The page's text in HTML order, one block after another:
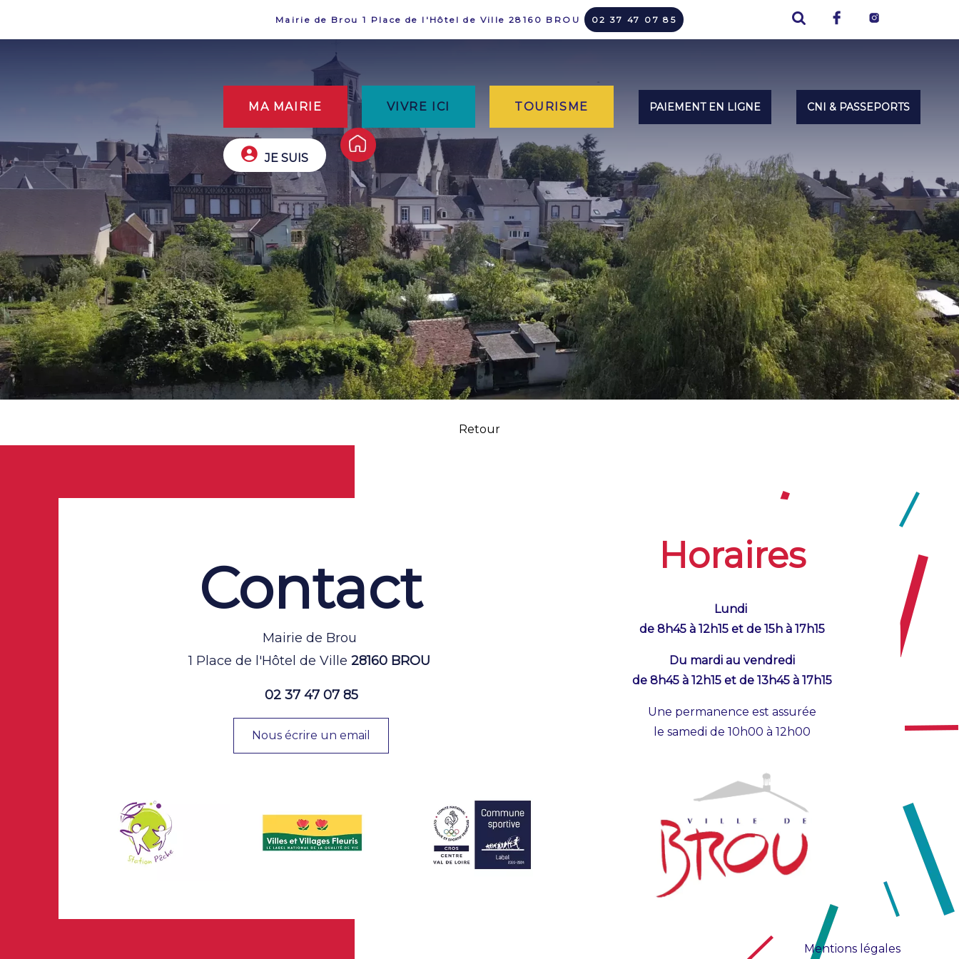
Mairie de Brou 1 Place de l'Hôtel de Ville 28160 BROU 02 37 47 07 85
MA MAIRIE VIVRE ICI TOURISME PAIEMENT EN LIGNE CNI & PASSEPORTS
JE SUIS
Retour
Contact
Mairie de Brou
1 Place de l'Hôtel de Ville 28160 BROU
02 37 47 07 85
Nous écrire un email
Horaires
Lundi
de 8h45 à 12h15 et de 15h à 17h15
Du mardi au vendredi
de 8h45 à 12h15 et de 13h45 à 17h15
Une permanence est assurée
le samedi de 10h00 à 12h00
Mentions légales